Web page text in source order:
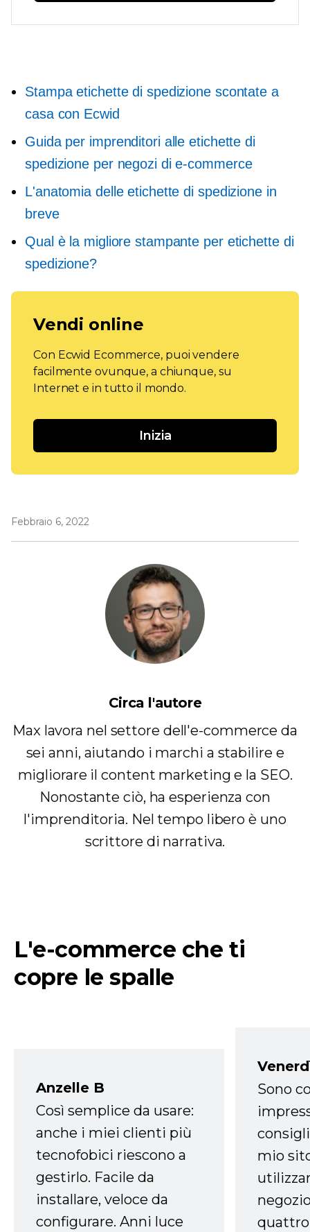
Stampa etichette di spedizione scontate a
casa con Ecwid
Guida per imprenditori alle etichette di
spedizione per negozi di e-commerce
L'anatomia delle etichette di spedizione in
breve
Qual è la migliore stampante per etichette di
spedizione?
Vendi online
Con Ecwid Ecommerce, puoi vendere
facilmente ovunque, a chiunque, su
Internet e in tutto il mondo.
Inizia
Febbraio 6, 2022
Circa l'autore
Max lavora nel settore dell'e-commerce da
sei anni, aiutando i marchi a stabilire e
migliorare il content marketing e la SEO.
Nonostante ciò, ha esperienza con
l'imprenditoria. Nel tempo libero è uno
scrittore di narrativa.
L'e-commerce che ti
copre le spalle
Anzelle B
Così semplice da usare:
anche i miei clienti più
tecnofobici riescono a
gestirlo. Facile da
installare, veloce da
configurare. Anni luce
Sono
mio